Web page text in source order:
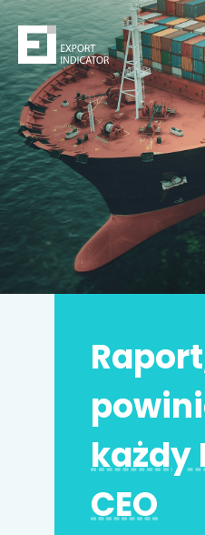
Zamów
Decydując się na zakup
stronybezpieczeństwo
szanse na sukces.
Zyskujesz prawdziwą
Może to Twojanajlepsza
Adres e-mail*
każdy
CEO